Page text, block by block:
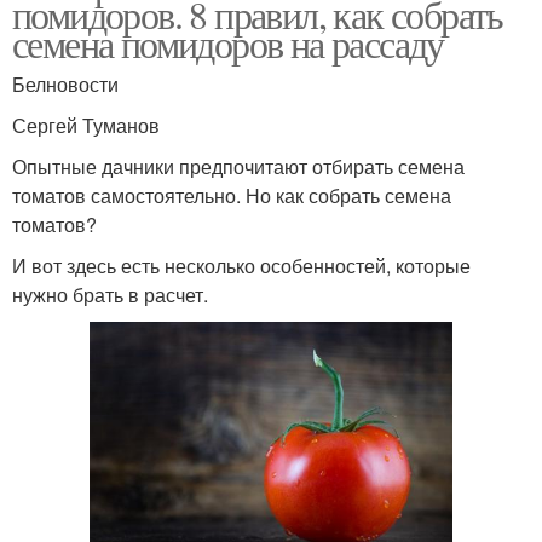
помидоров. 8 правил, как собрать
семена помидоров на рассаду
Белновости
Сергей Туманов
Опытные дачники предпочитают отбирать семена
томатов самостоятельно. Но как собрать семена
томатов?
И вот здесь есть несколько особенностей, которые
нужно брать в расчет.